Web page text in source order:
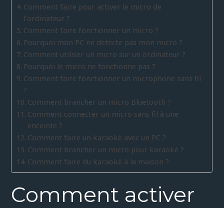
Comment faire pour activer le micro de
l’ordinateur ?
Comment faire fonctionner un micro ?
Pourquoi mon PC ne detecte pas mon micro ?
Comment utiliser un micro sur un ordinateur ?
Pourquoi le micro ne fonctionne pas ?
Comment faire fonctionner un microphone sans fil
?
Comment brancher un micro Bluetooth ?
Comment connecter un micro sans fil à une
enceinte ?
Comment faire un karaoké avec un PC ?
Comment brancher un micro pour karaoké ?
Comment faire du karaoké à la maison ?
Comment activer